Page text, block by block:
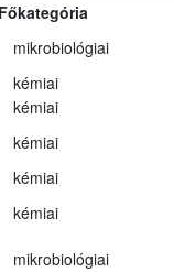
Főkategória
mikrobiológiai
kémiai
kémiai
kémiai
kémiai
kémiai
mikrobiológiai